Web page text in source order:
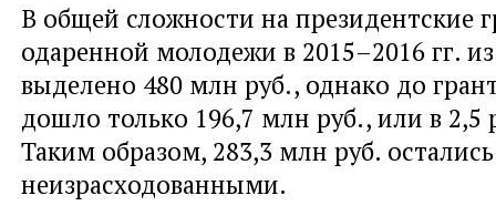
В общей сложности на президентские
одаренной молодежи в 2015–2016 гг.
выделено 480 млн руб., однако до
дошло только 196,7 млн руб., или в 2,5
Таким образом, 283,3 млн руб. остались
неизрасходованными.